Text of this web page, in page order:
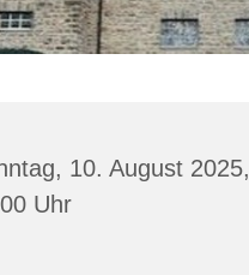
10. August 2025,
Uhr